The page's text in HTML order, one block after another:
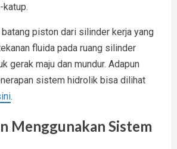
katup.
piston dari silinder kerja yang
fluida pada ruang silinder
gerak maju dan mundur. Adapun
sistem hidrolik bisa dilihat
.
Menggunakan Sistem